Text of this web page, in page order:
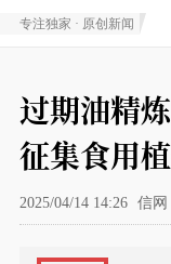
专注独家 · 原创新闻
过期油精
征集食用
2025/04/14 14:26 信网